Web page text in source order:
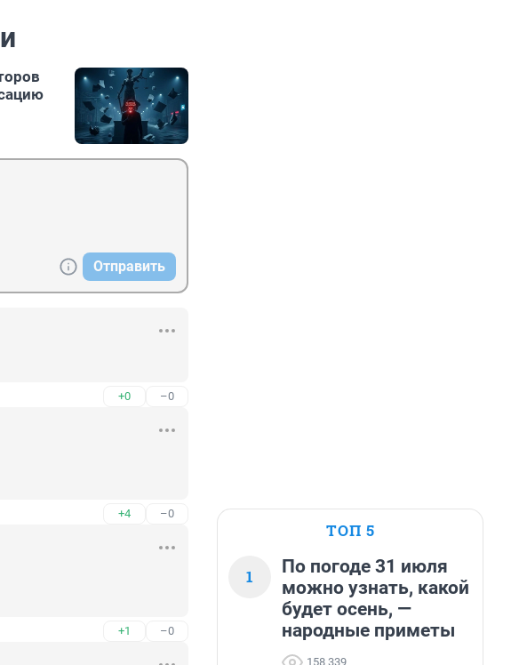
Отправить
+0 –0
+4 –0
+1 –0
ТОП 5
1
По погоде 31 июля
можно узнать, какой
будет осень, —
народные приметы
158 339